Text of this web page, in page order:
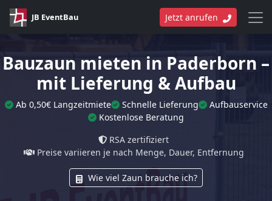
JB EventBau Jetzt anrufen
Bauzaun mieten in Paderborn –
mit Lieferung & Aufbau
Ab 0,50€ Langzeitmiete Schnelle Lieferung
Aufbauservice
Kostenlose Beratung
RSA zertifiziert
Preise variieren je nach Menge, Dauer, Entfernung
Wie viel Zaun brauche ich?